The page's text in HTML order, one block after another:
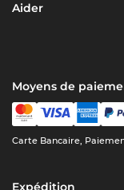
Aider
Moyens de
Carte Bancaire,
Expédition